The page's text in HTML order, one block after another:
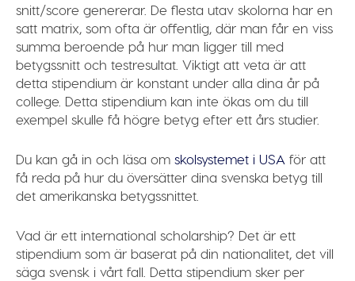
snitt/score genererar. De flesta utav skolorna har en
satt matrix, som ofta är offentlig, där man får en viss
summa beroende på hur man ligger till med
betygssnitt och testresultat. Viktigt att veta är att
detta stipendium är konstant under alla dina år på
college. Detta stipendium kan inte ökas om du till
exempel skulle få högre betyg efter ett års studier.
Du kan gå in och läsa omskolsystemet i USA för att
få reda på hur du översätter dina svenska betyg till
det amerikanska betygssnittet.
Vad är ett international scholarship? Det är ett
stipendium som är baserat på din nationalitet, det vill
säga svensk i vårt fall. Detta stipendium sker per